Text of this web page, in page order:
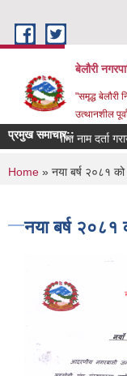
बेलौरी
"समृद्ध बेलौरी
उत्थानशील
प्रमुख समाचार::
सूचीमा नाम दर्ता गराउने
You are
Home » नया‌ बर्ष २०८१
नया‌ बर्ष